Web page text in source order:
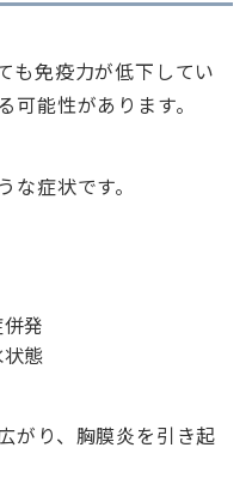
も免疫力が低下してい
能性があります。
症状です。
発
態
がり、胸膜炎を引き起